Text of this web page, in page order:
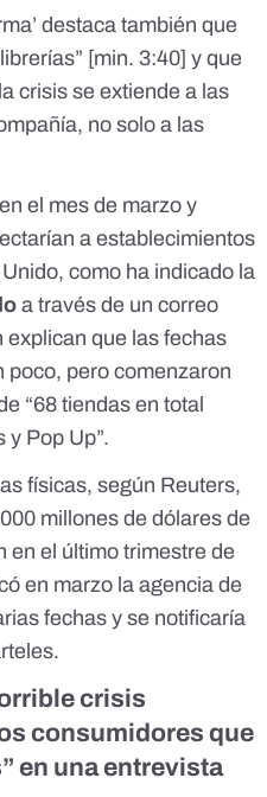
destaca también que
[min. 3:40] y que
crisis se extiende a las
no solo a las
el mes de marzo y
a establecimientos
como ha indicado la
a través de un correo
que las fechas
poco, pero comenzaron
“68 tiendas en total
Pop Up”.
físicas, según Reuters,
millones de dólares de
en el último trimestre de
en marzo la agencia de
fechas y se notificaría
crisis
consumidores que
en una entrevista